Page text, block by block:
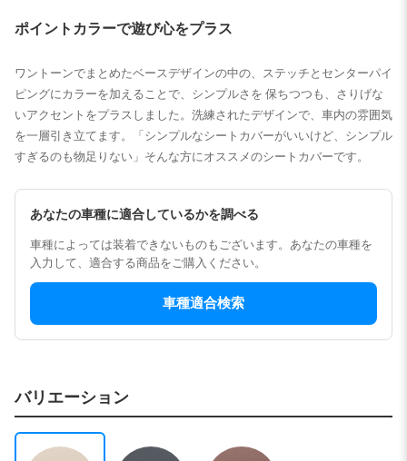
ポイントカラーで遊び心をプラス
ワントーンでまとめたベースデザインの中の、ステッチとセンターパイ
ピングにカラーを加えることで、シンプルさを 保ちつつも、さりげな
いアクセントをプラスしました。洗練されたデザインで、車内の雰囲気
を一層引き立てます。「シンプルなシートカバーがいいけど、シンプル
すぎるのも物足りない」そんな方にオススメのシートカバーです。
あなたの車種に適合しているかを調べる
車種によっては装着できないものもございます。あなたの車種を
入力して、適合する商品をご購入ください。
車種適合検索
バリエーション